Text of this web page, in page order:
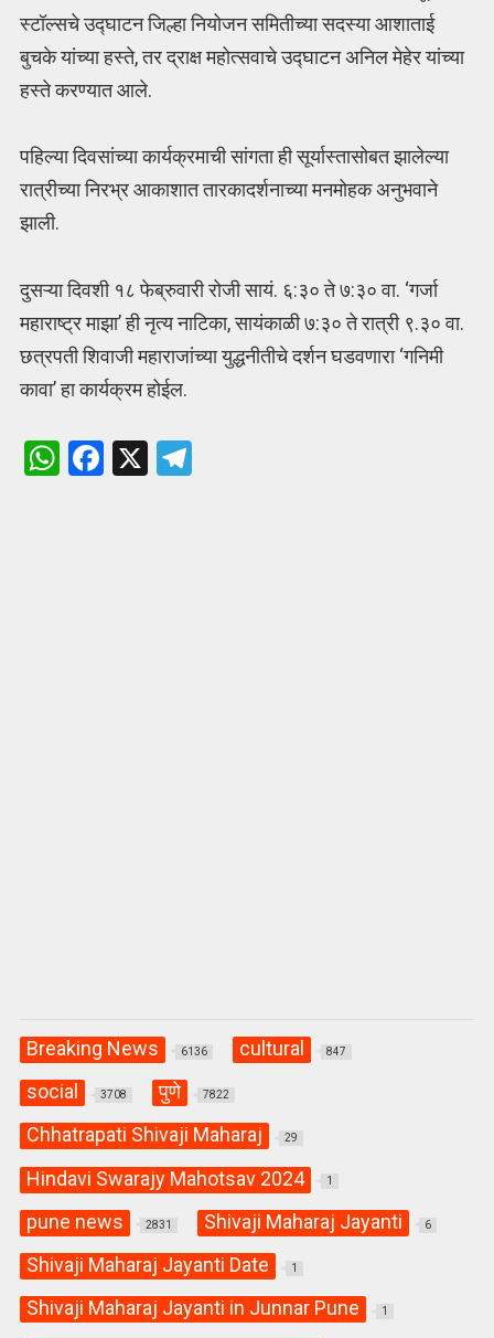
स्टॉल्सचे उद्घाटन जिल्हा नियोजन समितीच्या सदस्या आशाताई
बुचके यांच्या हस्ते, तर द्राक्ष महोत्सवाचे उद्घाटन अनिल मेहेर यांच्या
हस्ते करण्यात आले.
पहिल्या दिवसांच्या कार्यक्रमाची सांगता ही सूर्यास्तासोबत झालेल्या
रात्रीच्या निरभ्र आकाशात तारकादर्शनाच्या मनमोहक अनुभवाने
झाली.
दुसऱ्या दिवशी १८ फेब्रुवारी रोजी सायं. ६:३० ते ७:३० वा. ‘गर्जा
महाराष्ट्र माझा’ ही नृत्य नाटिका, सायंकाळी ७:३० ते रात्री ९.३० वा.
छत्रपती शिवाजी महाराजांच्या युद्धनीतीचे दर्शन घडवणारा ‘गनिमी
कावा’ हा कार्यक्रम होईल.
W F X T
Breaking News 6136 cultural 847
social 3708 पुणे 7822
Chhatrapati Shivaji Maharaj 29
Hindavi Swarajy Mahotsav 2024 1
pune news 2831 Shivaji Maharaj Jayanti 6
Shivaji Maharaj Jayanti Date 1
Shivaji Maharaj Jayanti in Junnar Pune 1